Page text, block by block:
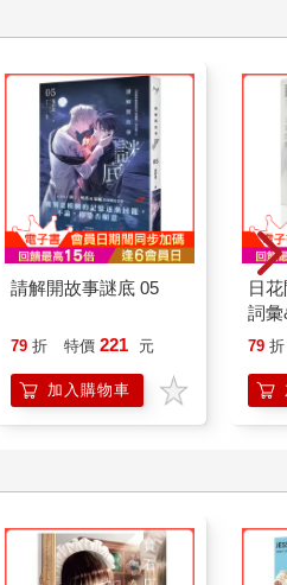
請解開故事謎底 05
79 折 特價 221 元
加入購物車
日
詞
79 折